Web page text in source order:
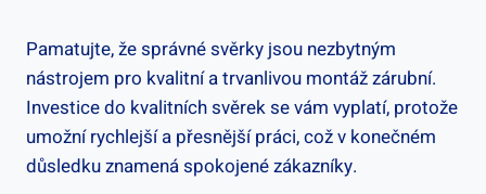
Pamatujte, že správné svěrky jsou nezbytným
nástrojem pro kvalitní a trvanlivou montáž zárubní.
Investice do kvalitních svěrek se vám vyplatí, protože
umožní rychlejší a přesnější práci, což v konečném
důsledku znamená spokojené zákazníky.